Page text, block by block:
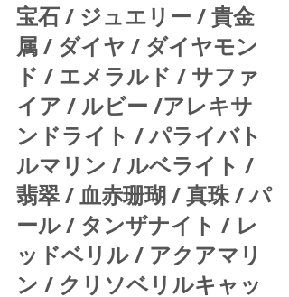
宝石 / ジュエリー / 貴金
属 / ダイヤ / ダイヤモン
ド / エメラルド / サファ
イア / ルビー /アレキサ
ンドライト / パライバト
ルマリン / ルベライト /
翡翠 / 血赤珊瑚 / 真珠 / パ
ール / タンザナイト / レ
ッドベリル / アクアマリ
ン / クリソベリルキャッ